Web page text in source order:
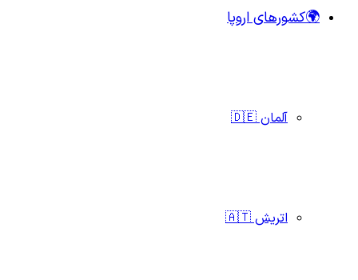
🌍کشورهای اروپا
آلمان 🇩🇪
اتریش 🇦🇹